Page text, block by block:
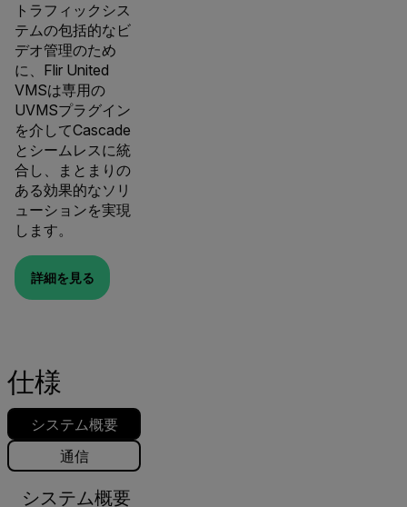
トラフィックシス
テムの包括的なビ
デオ管理のため
に、Flir United
VMSは専用の
UVMSプラグイン
を介してCascade
とシームレスに統
合し、まとまりの
ある効果的なソリ
ューションを実現
します。
詳細を見る
仕様
システム概要
通信
システム概要